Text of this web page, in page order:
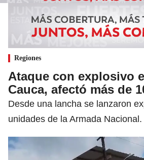
Regiones
Ataque con explosivo
Cauca, afectó más de
Desde una lancha se lanzaron
unidades de la Armada Nacional.